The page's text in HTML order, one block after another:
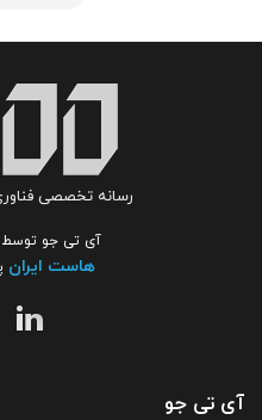
رسانه تخصصی
آی تی جو توسط
هاست ایران
آی تی جو